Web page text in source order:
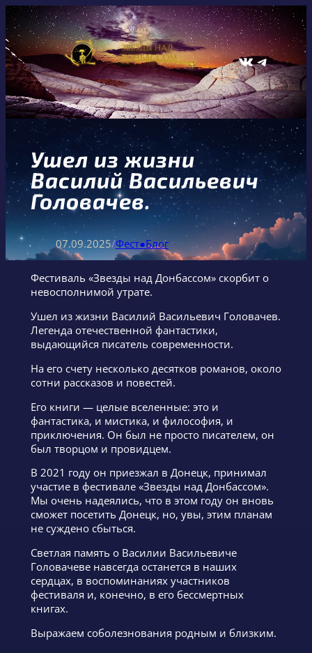
Перейти
к
содержимому
ВКонтакте Telegram
Ушел из жизни
Василий Васильевич
Головачев.
07.09.2025/Фест●Блог
Фестиваль «Звезды над Донбассом» скорбит о
невосполнимой утрате.
Ушел из жизни Василий Васильевич Головачев.
Легенда отечественной фантастики,
выдающийся писатель современности.
На его счету несколько десятков романов, около
сотни рассказов и повестей.
Его книги — целые вселенные: это и
фантастика, и мистика, и философия, и
приключения. Он был не просто писателем, он
был творцом и провидцем.
В 2021 году он приезжал в Донецк, принимал
участие в фестивале «Звезды над Донбассом».
Мы очень надеялись, что в этом году он вновь
сможет посетить Донецк, но, увы, этим планам
не суждено сбыться.
Светлая память о Василии Васильевиче
Головачеве навсегда останется в наших
сердцах, в воспоминаниях участников
фестиваля и, конечно, в его бессмертных
книгах.
Выражаем соболезнования родным и близким.